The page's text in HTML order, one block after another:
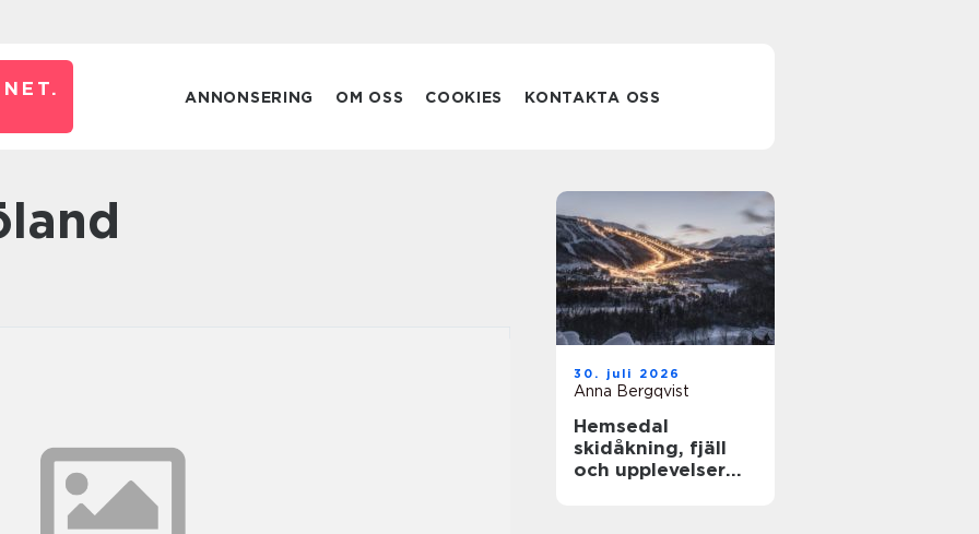
ANNONSERING OM OSS COOKIES KONTAKTA OSS
30. juli 2026
Anna Bergqvist
Hemsedal
skidåkning, fjäll
och upplevelser